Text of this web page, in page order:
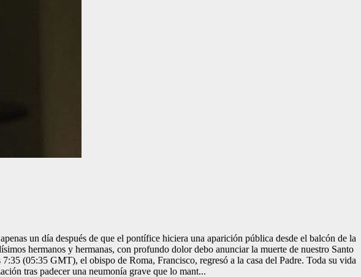
un día después de que el pontífice hiciera una aparición pública desde el balcón de la
hermanos y hermanas, con profundo dolor debo anunciar la muerte de nuestro Santo
(05:35 GMT), el obispo de Roma, Francisco, regresó a la casa del Padre. Toda su vida
tras padecer una neumonía grave que lo mant...